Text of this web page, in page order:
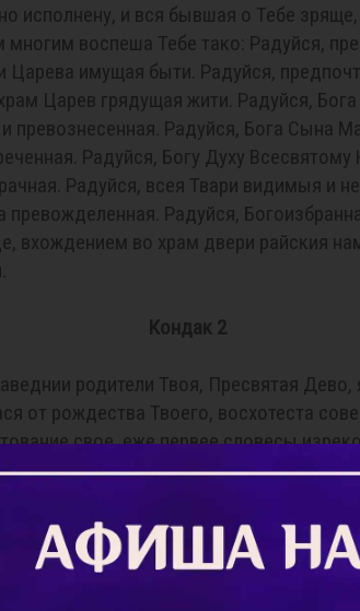
исполнену, и вся бывшая о Тебе
многим воспеша Тебе тако: Радуйся,
Царева имущая быти. Радуйся,
Царев грядущая жити. Радуйся,
превознесенная. Радуйся, Бога Сына
Радуйся, Богу Духу Всесвятому
Радуйся, всея Твари видимыя и
превожделенная. Радуйся,
вхождением во храм двери райския
Кондак 2
родители Твоя, Пресвятая Дево,
от рождества Твоего, восхотеста
свое, еже первее словесы
в дар Богу, сего ради созваша в
же и лик чистых дев, да со
Тя, яко же предрече Писание: